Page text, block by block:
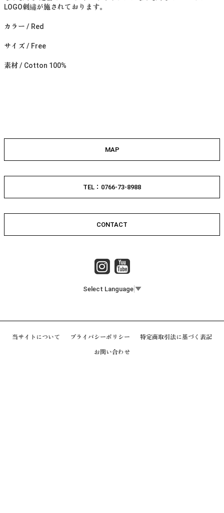
LOGO刺繡が施されております。
カラー / Red
サイズ / Free
素材 / Cotton 100%
MAP
TEL：0766-73-8988
CONTACT
Select Language ▼
当サイトについて プライバシーポリシー 特定商取引法に基づく表記
お問い合わせ